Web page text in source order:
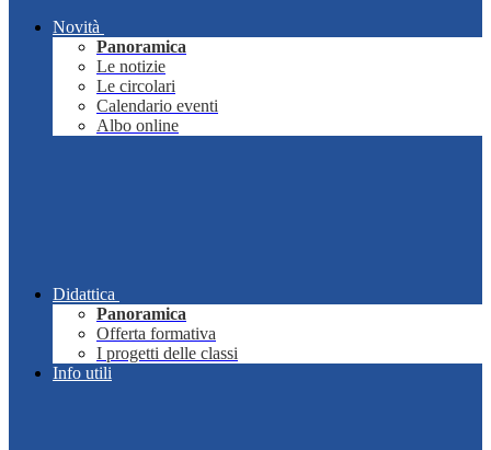
Novità
Panoramica
Le notizie
Le circolari
Calendario eventi
Albo online
Didattica
Panoramica
Offerta formativa
I progetti delle classi
Info utili